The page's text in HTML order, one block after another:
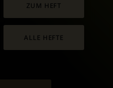
ZUM HEFT
ALLE HEFTE